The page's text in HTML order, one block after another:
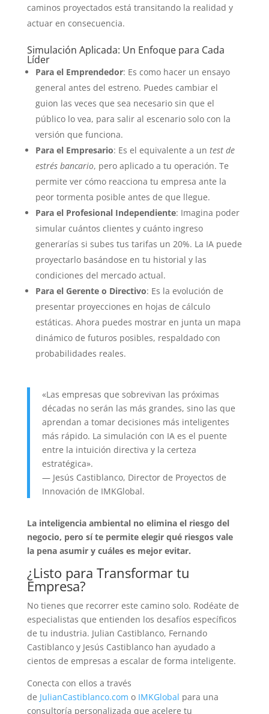
caminos proyectados está transitando la realidad y
actuar en consecuencia.
Simulación Aplicada: Un Enfoque para Cada
Líder
Para el Emprendedor: Es como hacer un ensayo
general antes del estreno. Puedes cambiar el
guion las veces que sea necesario sin que el
público lo vea, para salir al escenario solo con la
versión que funciona.
Para el Empresario: Es el equivalente a un test de
estrés bancario, pero aplicado a tu operación. Te
permite ver cómo reacciona tu empresa ante la
peor tormenta posible antes de que llegue.
Para el Profesional Independiente: Imagina poder
simular cuántos clientes y cuánto ingreso
generarías si subes tus tarifas un 20%. La IA puede
proyectarlo basándose en tu historial y las
condiciones del mercado actual.
Para el Gerente o Directivo: Es la evolución de
presentar proyecciones en hojas de cálculo
estáticas. Ahora puedes mostrar en junta un mapa
dinámico de futuros posibles, respaldado con
probabilidades reales.
«Las empresas que sobrevivan las próximas
décadas no serán las más grandes, sino las que
aprendan a tomar decisiones más inteligentes
más rápido. La simulación con IA es el puente
entre la intuición directiva y la certeza
estratégica».
— Jesús Castiblanco, Director de Proyectos de
Innovación de IMKGlobal.
La inteligencia ambiental no elimina el riesgo del
negocio, pero sí te permite elegir qué riesgos vale
la pena asumir y cuáles es mejor evitar.
¿Listo para Transformar tu
Empresa?
No tienes que recorrer este camino solo. Rodéate de
especialistas que entienden los desafíos específicos
de tu industria. Julian Castiblanco, Fernando
Castiblanco y Jesús Castiblanco han ayudado a
cientos de empresas a escalar de forma inteligente.
Conecta con ellos a través
de JulianCastiblanco.com o IMKGlobal para una
consultoría personalizada que acelere tu